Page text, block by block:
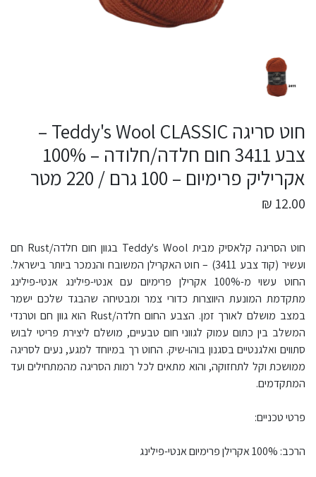
חוט סריגה Teddy's Wool CLASSIC –
צבע 3411 חום חלדה/חלודה – 100%
אקריליק פרימיום – 100 גרם / 220 מטר
12.00 ₪
חוט הסריגה קלאסיק מבית Teddy's Wool בגוון חום חלדה/Rust חם
ועשיר (קוד צבע 3411) – חוט האקרילן המשובח והנמכר ביותר בישראל.
החוט עשוי מ-100% אקרילן פרימיום עם אנטי-פילינג אנטי-פילינג
מתקדמת המונעת היווצרות כדורי צמר ומבטיחה שהבגד שלכם ישמר
במצב מושלם לאורך זמן. הצבע החום חלדה/Rust הוא גוון חם וטרנדי
המשלב בין כתום עמוק לגווני חום טבעיים, מושלם ליצירת פריטי לבוש
סתווים ואלגנטיים בסגנון בוהו-שיק. החוט רך במיוחד למגע, נעים לסריגה
ממושכת וקל לתחזוקה, והוא מתאים לכל רמות הסריגה מהמתחילים ועד
המתקדמים.
פרטי טכניים:
הרכב: 100% אקרילן פרימיום אנטי-פילינג